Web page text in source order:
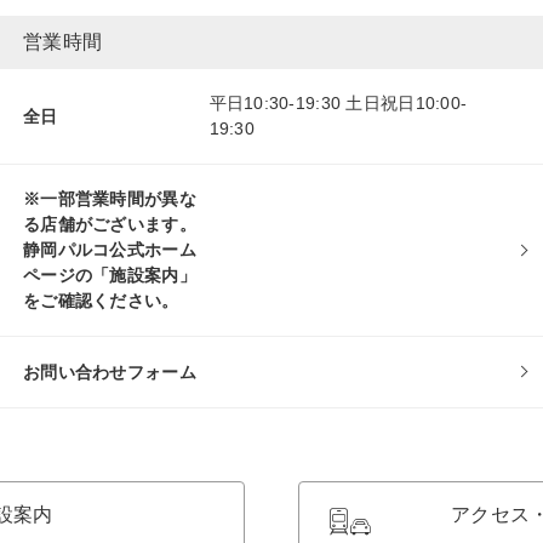
営業時間
全日
平日10:30-19:30 土日祝日10:00-
19:30
※一部営業時間が異な
る店舗がございます。
静岡パルコ公式ホーム
ページの「施設案内」
をご確認ください。
お問い合わせフォーム
案内 アクセス